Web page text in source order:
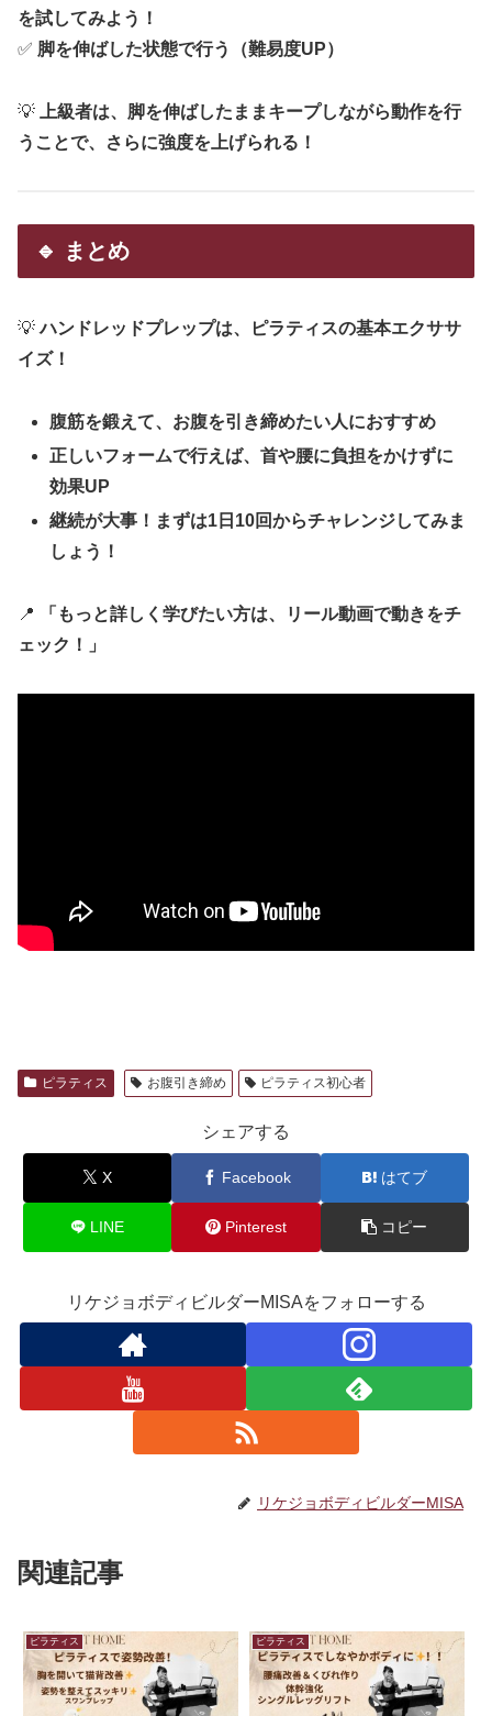
を試してみよう！
✅ 脚を伸ばした状態で行う（難易度UP）
💡
上級者は、脚を伸ばしたままキープしながら動作を行
うことで、さらに強度を上げられる！
🔹 まとめ
💡ハンドレッドプレップは、ピラティスの基本エクササ
イズ！
腹筋を鍛えて、お腹を引き締めたい人におすすめ
正しいフォームで行えば、首や腰に負担をかけずに
効果UP
継続が大事！まずは1日10回からチャレンジしてみま
しょう！
📍
「もっと詳しく学びたい方は、リール動画で動きをチ
ェック！」
ピラティス お腹引き締め ピラティス初心者
シェアする
X Facebook はてブ
LINE Pinterest コピー
リケジョボディビルダーMISAをフォローする
リケジョボディビルダーMISA
関連記事
ピラティス ピラティス